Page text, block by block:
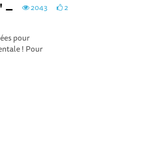
2043 2
–
pour
! Pour